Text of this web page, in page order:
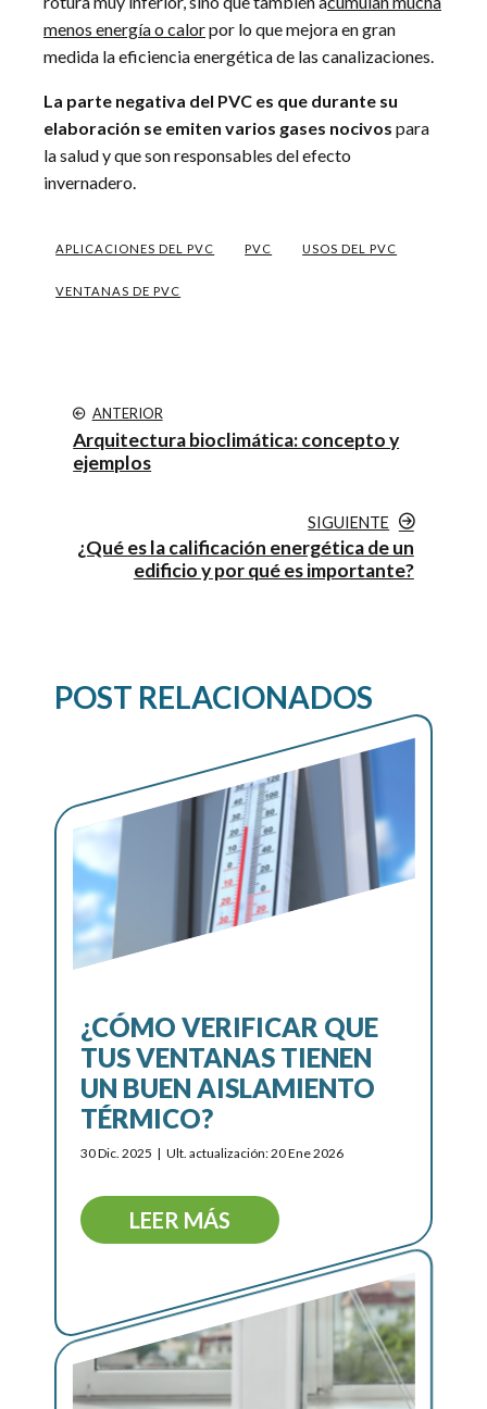
menos energía o calorpor lo que mejora en gran
medida la eficiencia energética de las canalizaciones.
La parte negativa del PVC es que durante su
elaboración se emiten varios gases nocivos para
la salud y que son responsables del efecto
invernadero.
APLICACIONES DEL PVC PVC USOS DEL PVC
VENTANAS DE PVC
ANTERIOR
Arquitectura bioclimática: concepto y
ejemplos
SIGUIENTE
¿Qué es la calificación energética de un
edificio y por qué es importante?
POST RELACIONADOS
¿CÓMO VERIFICAR QUE
TUS VENTANAS TIENEN
UN BUEN AISLAMIENTO
TÉRMICO?
30 Dic. 2025 Ult. actualización: 20 Ene 2026
LEER MÁS